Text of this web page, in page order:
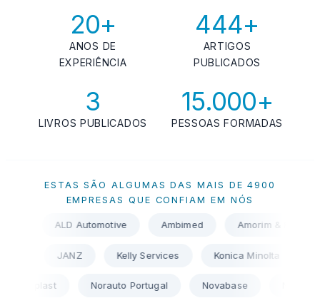
20+
ANOS DE
EXPERIÊNCIA
444+
ARTIGOS
PUBLICADOS
3
LIVROS PUBLICADOS
15.000+
PESSOAS FORMADAS
ESTAS SÃO ALGUMAS DAS MAIS DE 4900
EMPRESAS QUE CONFIAM EM NÓS
Ambimed Amorim & Irmãos Amorim Cork
IVECO Portugal JANZ Kelly Services
Portugal Novabase Nucase